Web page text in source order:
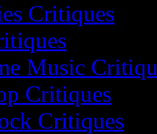
Critiques
Music
Critiques
Critiques